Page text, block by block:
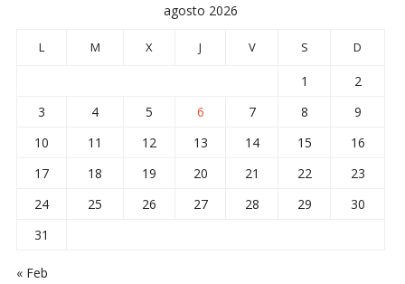
agosto 2026
L M X J V S D
1
2
3
4 5 6 7 8
9
10
11 12 13 14 15
16
17
18 19 20 21 22
23
24
25 26 27 28 29
30
31
« Feb